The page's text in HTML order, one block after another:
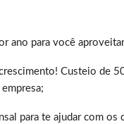
ano para você
Custeio de
para te ajudar com